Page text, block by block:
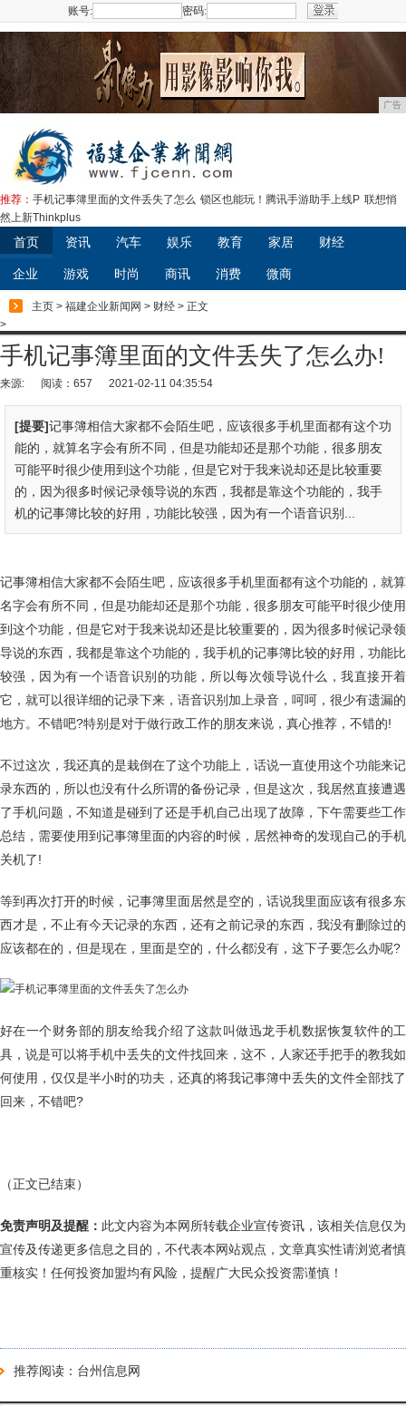
账号: 密码:
广告
推荐： 手机记事簿里面的文件丢失了怎么 锁区也能玩！腾讯手游助手上线P 联想悄
然上新Thinkplus
首页 资讯 汽车 娱乐 教育 家居 财经
企业 游戏 时尚 商讯 消费 微商
主页 > 福建企业新闻网 > 财经 > 正文
>
手机记事簿里面的文件丢失了怎么办!
来源: 阅读：657 2021-02-11 04:35:54
[提要]记事簿相信大家都不会陌生吧，应该很多手机里面都有这个功
能的，就算名字会有所不同，但是功能却还是那个功能，很多朋友
可能平时很少使用到这个功能，但是它对于我来说却还是比较重要
的，因为很多时候记录领导说的东西，我都是靠这个功能的，我手
机的记事簿比较的好用，功能比较强，因为有一个语音识别...
记事簿相信大家都不会陌生吧，应该很多手机里面都有这个功能的，就算
名字会有所不同，但是功能却还是那个功能，很多朋友可能平时很少使用
到这个功能，但是它对于我来说却还是比较重要的，因为很多时候记录领
导说的东西，我都是靠这个功能的，我手机的记事簿比较的好用，功能比
较强，因为有一个语音识别的功能，所以每次领导说什么，我直接开着
它，就可以很详细的记录下来，语音识别加上录音，呵呵，很少有遗漏的
地方。不错吧?特别是对于做行政工作的朋友来说，真心推荐，不错的!
不过这次，我还真的是栽倒在了这个功能上，话说一直使用这个功能来记
录东西的，所以也没有什么所谓的备份记录，但是这次，我居然直接遭遇
了手机问题，不知道是碰到了还是手机自己出现了故障，下午需要些工作
总结，需要使用到记事簿里面的内容的时候，居然神奇的发现自己的手机
关机了!
等到再次打开的时候，记事簿里面居然是空的，话说我里面应该有很多东
西才是，不止有今天记录的东西，还有之前记录的东西，我没有删除过的
应该都在的，但是现在，里面是空的，什么都没有，这下子要怎么办呢?
好在一个财务部的朋友给我介绍了这款叫做迅龙手机数据恢复软件的工
具，说是可以将手机中丢失的文件找回来，这不，人家还手把手的教我如
何使用，仅仅是半小时的功夫，还真的将我记事簿中丢失的文件全部找了
回来，不错吧?
（正文已结束）
免责声明及提醒： 此文内容为本网所转载企业宣传资讯，该相关信息仅为
宣传及传递更多信息之目的，不代表本网站观点，文章真实性请浏览者慎
重核实！任何投资加盟均有风险，提醒广大民众投资需谨慎！
推荐阅读： 台州信息网